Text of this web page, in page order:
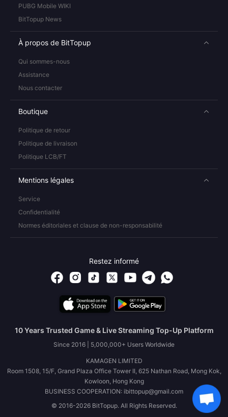
PUBG Mobile WIKI
BitTopup News
À propos de BitTopup
Qui sommes-nous
Assistance
Nous contacter
Boutique
Politique de retour
Politique de livraison
Politique LCB/FT
Mentions légales
Service
Confidentialité
Normes éditoriales et clause de non-responsabilité
Restez informé
10 Years Trusted Game & Live Streaming Top-Up Platform
Since 2016 | 5,000,000+ Users Worldwide
KAMAGEN LIMITED
Room 1508, 15/F, Grand Plaza Office Tower II, 625 Nathan Road, Mong Kok,
Kowloon, Hong Kong
BUSINESS COOPERATION: ibittopup@gmail.com
© 2016-2026 BitTopup. All Rights Reserved.